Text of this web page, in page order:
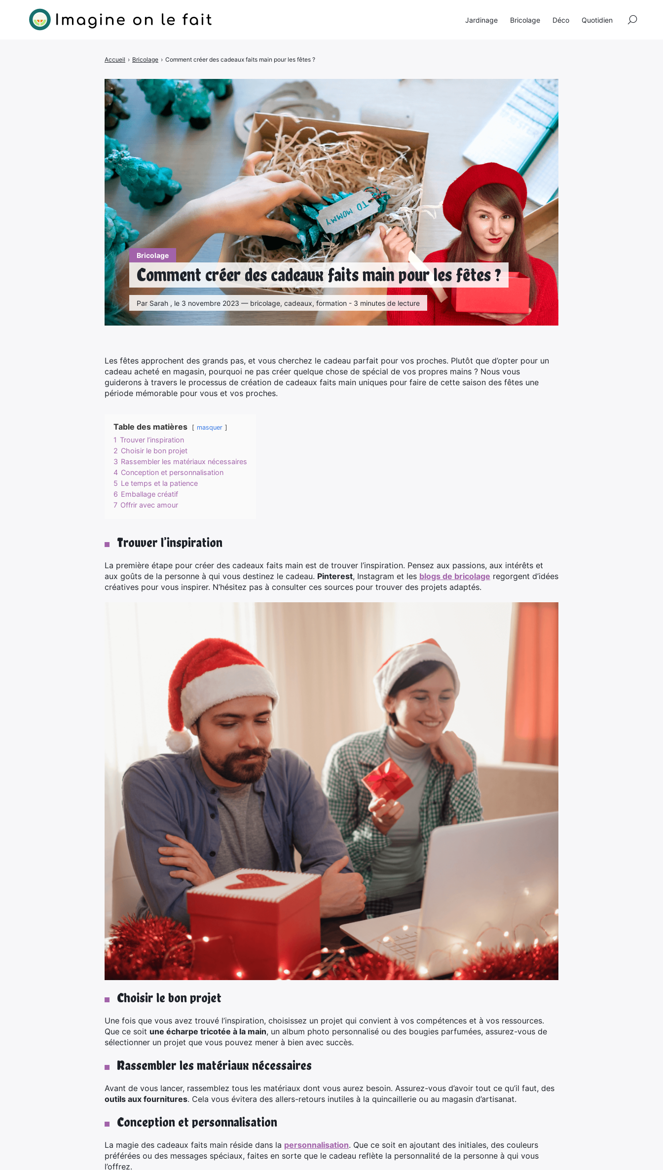
Bricolage
Comment créer des cadeaux faits main pour les fêtes ?
Par Sarah , le 3 novembre 2023 — bricolage, cadeaux, formation - 3 minutes de lecture
Accueil › Bricolage › Comment créer des cadeaux faits main pour les fêtes ?
Les fêtes approchent des grands pas, et vous cherchez le cadeau parfait pour vos proches. Plutôt que d’opter pour un
cadeau acheté en magasin, pourquoi ne pas créer quelque chose de spécial de vos propres mains ? Nous vous
guiderons à travers le processus de création de cadeaux faits main uniques pour faire de cette saison des fêtes une
période mémorable pour vous et vos proches.
Table des matières masquer
1 Trouver l’inspiration
2 Choisir le bon projet
3 Rassembler les matériaux nécessaires
4 Conception et personnalisation
5 Le temps et la patience
6 Emballage créatif
7 Offrir avec amour
Trouver l’inspiration
La première étape pour créer des cadeaux faits main est de trouver l’inspiration. Pensez aux passions, aux intérêts et
aux goûts de la personne à qui vous destinez le cadeau. Pinterest, Instagram et les blogs de bricolage regorgent d’idées
créatives pour vous inspirer. N’hésitez pas à consulter ces sources pour trouver des projets adaptés.
Choisir le bon projet
Une fois que vous avez trouvé l’inspiration, choisissez un projet qui convient à vos compétences et à vos ressources.
Que ce soit une écharpe tricotée à la main, un album photo personnalisé ou des bougies parfumées, assurez-vous de
sélectionner un projet que vous pouvez mener à bien avec succès.
Rassembler les matériaux nécessaires
Avant de vous lancer, rassemblez tous les matériaux dont vous aurez besoin. Assurez-vous d’avoir tout ce qu’il faut, des
outils aux fournitures. Cela vous évitera des allers-retours inutiles à la quincaillerie ou au magasin d’artisanat.
Conception et personnalisation
La magie des cadeaux faits main réside dans la personnalisation. Que ce soit en ajoutant des initiales, des couleurs
préférées ou des messages spéciaux, faites en sorte que le cadeau reflète la personnalité de la personne à qui vous
l’offrez.
Jardinage Bricolage Déco Quotidien
Rechercher